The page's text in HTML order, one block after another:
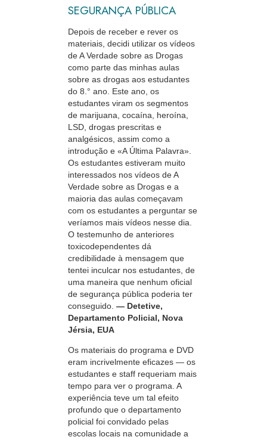
SEGURANÇA PÚBLICA
Depois de receber e rever os
materiais, decidi utilizar os vídeos
de A Verdade sobre as Drogas
como parte das minhas aulas
sobre as drogas aos estudantes
do 8.° ano. Este ano, os
estudantes viram os segmentos
de marijuana, cocaína, heroína,
LSD, drogas prescritas e
analgésicos, assim como a
introdução e «A Última Palavra».
Os estudantes estiveram muito
interessados nos vídeos de A
Verdade sobre as Drogas e a
maioria das aulas começavam
com os estudantes a perguntar se
veríamos mais vídeos nesse dia.
O testemunho de anteriores
toxicodependentes dá
credibilidade à mensagem que
tentei inculcar nos estudantes, de
uma maneira que nenhum oficial
de segurança pública poderia ter
conseguido. — Detetive,
Departamento Policial, Nova
Jérsia, EUA
Os materiais do programa e DVD
eram incrivelmente eficazes — os
estudantes e staff requeriam mais
tempo para ver o programa. A
experiência teve um tal efeito
profundo que o departamento
policial foi convidado pelas
escolas locais na comunidade a